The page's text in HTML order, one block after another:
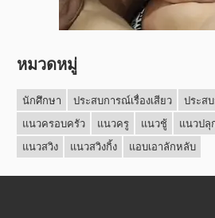
หมวดหมู่
นักศึกษา ประสบการณ์เรื่องเสียว ประส
แนวครอบครัว
แนวครู แนวชู้ แนวปลุ
แนวสวิง
แนวสวิงกิ้ง แอบเอาลักหลับ